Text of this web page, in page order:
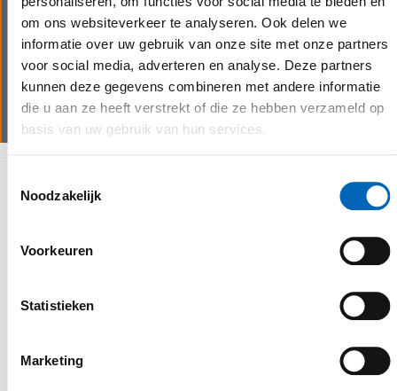
om ons websiteverkeer te analyseren. Ook delen we
informatie over uw gebruik van onze site met onze partners
voor social media, adverteren en analyse. Deze partners
kunnen deze gegevens combineren met andere informatie
die u aan ze heeft verstrekt of die ze hebben verzameld op
basis van uw gebruik van hun services.
Noodzakelijk
Voorkeuren
Statistieken
Marketing
servicewagens kunnen wij steeds snel schakelen bij
last minute bestellingen of technische problemen.
Wij beschikken over goed uitgeruste servicewagens
voor assistentie op locatie en garanderen zo een
minimale stilstand van de machine(s).
Waarom kiezen voor CEBEKO